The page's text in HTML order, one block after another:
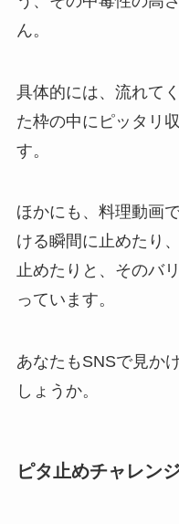
ん。
具体的には、流れて
た枠の中にピッタリ
す。
ほかにも、料理動画
ける瞬間に止めたり
止めたりと、そのバ
っています。
あなたもSNSで見か
しょうか。
ピタ止めチャレン